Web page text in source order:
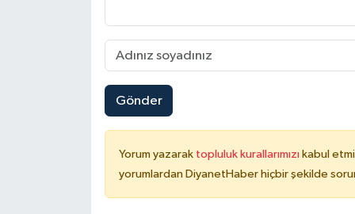
Gönder
Yorum yazarak topluluk kurallarımızı kabul
yorumlardan DiyanetHaber hiçbir şekilde
İstanbul Müftülüğü
İzmir Müftülüğü
Kahramanmaraş Müftülüğü
Karabük Müftülüğü